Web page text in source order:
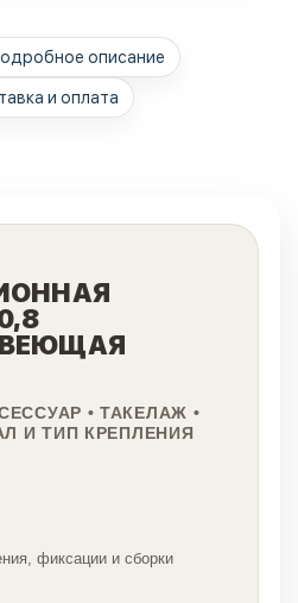
описание
и оплата
• ТАКЕЛАЖ •
И ТИП КРЕПЛЕНИЯ
фиксации и сборки